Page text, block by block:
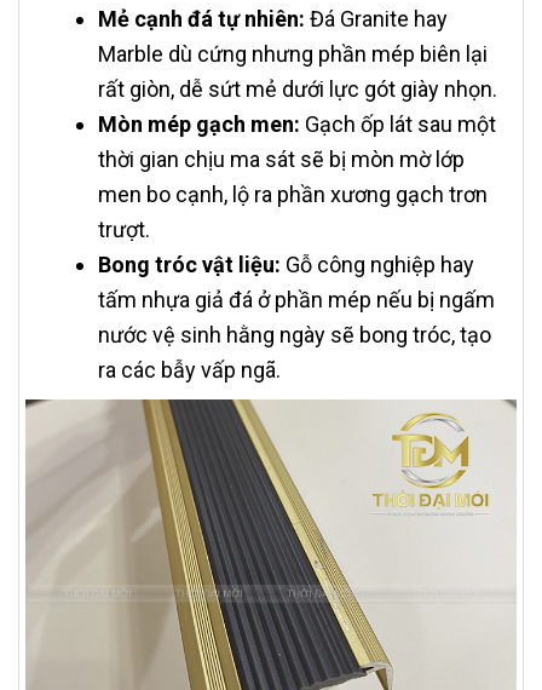
Mẻ cạnh đá tự nhiên: Đá Granite hay
Marble dù cứng nhưng phần mép biên lại
rất giòn, dễ sứt mẻ dưới lực gót giày nhọn.
Mòn mép gạch men: Gạch ốp lát sau một
thời gian chịu ma sát sẽ bị mòn mờ lớp
men bo cạnh, lộ ra phần xương gạch trơn
trượt.
Bong tróc vật liệu: Gỗ công nghiệp hay
tấm nhựa giả đá ở phần mép nếu bị ngấm
nước vệ sinh hằng ngày sẽ bong tróc, tạo
ra các bẫy vấp ngã.